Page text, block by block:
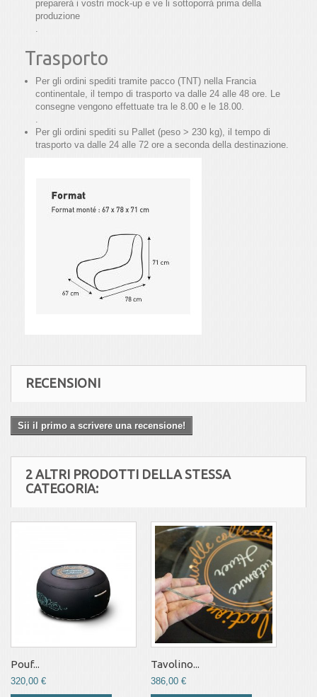
preparerà i vostri mock-up e ve li sottoporrà prima della
produzione
.
Trasporto
Per gli ordini spediti tramite pacco (TNT) nella Francia
continentale, il tempo di trasporto va dalle 24 alle 48 ore. Le
consegne vengono effettuate tra le 8.00 e le 18.00.
.
Per gli ordini spediti su Pallet (peso > 230 kg), il tempo di
trasporto va dalle 24 alle 72 ore a seconda della destinazione.
RECENSIONI
Sii il primo a scrivere una recensione!
2 ALTRI PRODOTTI DELLA STESSA
CATEGORIA:
Pouf...
320,00 €
Tavolino...
386,00 €